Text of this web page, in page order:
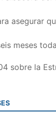
asegurar
meses
sobre la